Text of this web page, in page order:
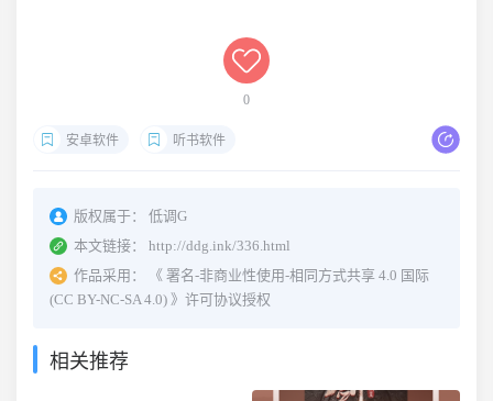
0
安卓软件 听书软件
版权属于：
低调G
本文链接：
http://ddg.ink/336.html
作品采用：
《 署名-非商业性使用-相同方式共享 4.0 国际
(CC BY-NC-SA 4.0) 》许可协议授权
相关推荐